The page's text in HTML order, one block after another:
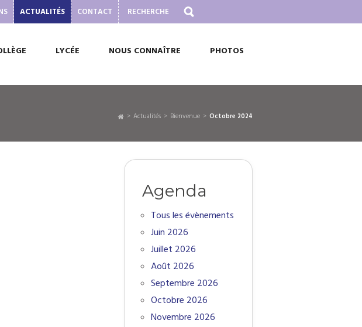
ACTUALITÉS CONTACT
LYCÉE NOUS CONNAÎTRE PHOTOS
Actualités Bienvenue octobre 2024
Agenda
Tous les évènements
Juin 2026
Juillet 2026
Août 2026
Septembre 2026
Octobre 2026
Novembre 2026